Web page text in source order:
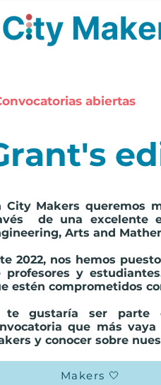
abiertas
City Makers queremos
de una excelente
Arts and
2022, nos hemos
profesores y
estén comprometidos
te gustaría ser parte
que más
y conocer sobre
Makers 🤍